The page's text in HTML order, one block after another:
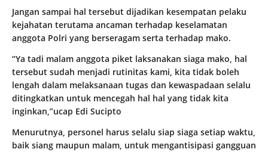
Jangan sampai hal tersebut dijadikan kesempatan pelaku
kejahatan terutama ancaman terhadap keselamatan
anggota Polri yang berseragam serta terhadap mako.
“Ya tadi malam anggota piket laksanakan siaga mako, hal
tersebut sudah menjadi rutinitas kami, kita tidak boleh
lengah dalam melaksanaan tugas dan kewaspadaan selalu
ditingkatkan untuk mencegah hal hal yang tidak kita
inginkan,”ucap Edi Sucipto
Menurutnya, personel harus selalu siap siaga setiap waktu,
baik siang maupun malam, untuk mengantisipasi gangguan